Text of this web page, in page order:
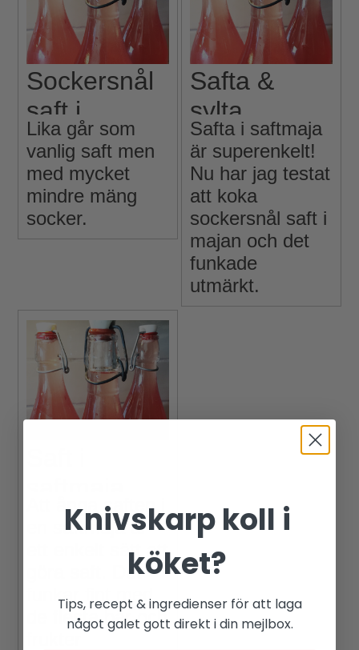
Sockersnål
saft i
saftmaja
Lika går som
vanlig saft men
med mycket
mindre mäng
socker.
Safta &
sylta
Safta i saftmaja
är superenkelt!
Nu har jag testat
att koka
sockersnål saft i
majan och det
funkade
utmärkt.
Att ånga saften i
en saftmaja är
ett enkelt sätt att
göra saft. Det
funkar fint med
de flesta bär och
Knivskarp koll i
köket?
Tips, recept & ingredienser för att laga
något galet gott direkt i din mejlbox.